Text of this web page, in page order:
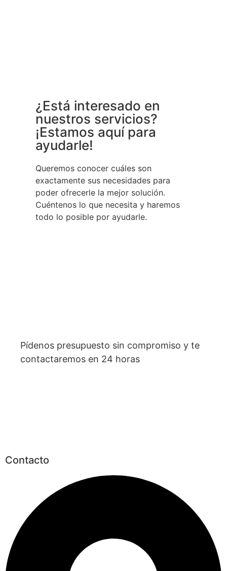
¿Está interesado en
nuestros servicios?
¡Estamos aquí para
ayudarle!
Queremos conocer cuáles son
exactamente sus necesidades para
poder ofrecerle la mejor solución.
Cuéntenos lo que necesita y haremos
todo lo posible por ayudarle.
Pídenos presupuesto sin compromiso y te
contactaremos en 24 horas
Contacto